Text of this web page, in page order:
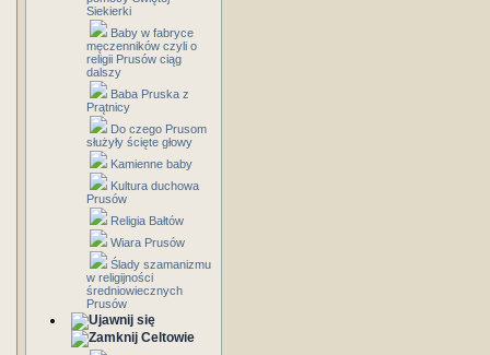
Siekierki
Baby w fabryce
męczenników czyli o
religii Prusów ciąg
dalszy
Baba Pruska z
Prątnicy
Do czego Prusom
służyły ścięte głowy
Kamienne baby
Kultura duchowa
Prusów
Religia Bałtów
Wiara Prusów
Ślady szamanizmu
w religijności
średniowiecznych
Prusów
Celtowie